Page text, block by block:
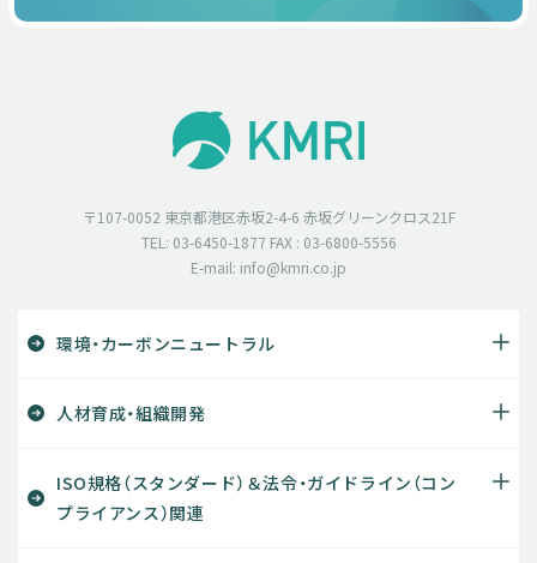
〒107-0052 東京都港区赤坂2-4-6 赤坂グリーンクロス21F
TEL: 03-6450-1877 FAX : 03-6800-5556
E-mail: info@kmri.co.jp
環境・カーボンニュートラル
人材育成・組織開発
ISO規格（スタンダード）＆法令・ガイドライン（コン
プライアンス）関連